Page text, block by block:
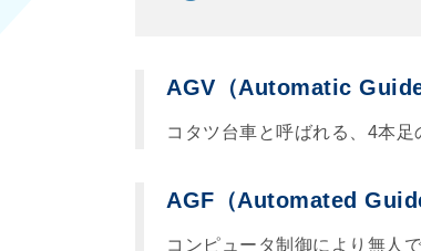
AGV（Automatic
コタツ台車と呼ばれる、4本
AGF（Automated
コンピュータ制御により無人